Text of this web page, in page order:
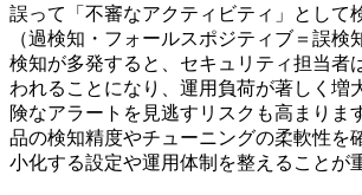
誤って「不審なアクティビティ」として
（過検知・フォールスポジティブ＝誤検
検知が多発すると、セキュリティ担当者
われることになり、運用負荷が著しく増
険なアラートを見逃すリスクも高まりま
品の検知精度やチューニングの柔軟性を
小化する設定や運用体制を整えることが